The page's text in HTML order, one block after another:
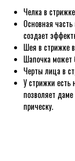
Челка в
Основная
создает
Шея в стрижке
Шапочка может
Черты лица в
У стрижки есть
позволяет
прическу.